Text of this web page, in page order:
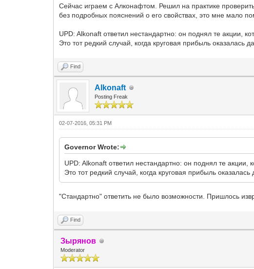
Сейчас играем с Алконафтом. Решил на практике
без подробных пояснений о его свойствах, это мне мало
UPD: Alkonaft ответил нестандартно: он поднял те акции,
Это тот редкий случай, когда круговая прибыль оказалась
Find
Alkonaft
Posting Freak
02-07-2016, 05:31 PM
Governor Wrote:
UPD: Alkonaft ответил нестандартно: он поднял те
Это тот редкий случай, когда круговая прибыль
"Стандартно" ответить не было возможности. Пришлось
Find
Зырянов
Moderator